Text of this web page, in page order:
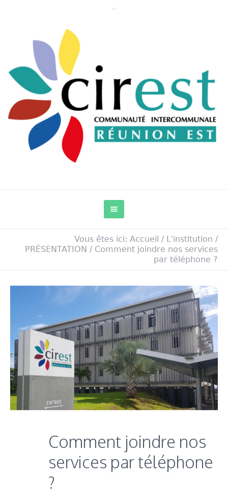
Vous êtes ici: Accueil / L'institution /
PRÉSENTATION / Comment joindre nos services
par téléphone ?
Comment joindre nos
services par téléphone
?